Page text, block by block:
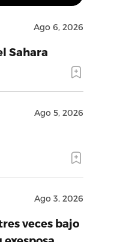
Ago 6, 2026
Sahara
Ago 5, 2026
Ago 3, 2026
veces bajo